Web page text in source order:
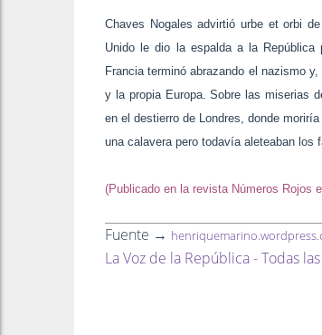
Chaves Nogales advirtió urbe et orbi
Unido le dio la espalda a la República
Francia terminó abrazando el nazismo
y la propia Europa. Sobre las miserias
en el destierro de Londres, donde
una calavera pero todavía aleteaban los
(Publicado en la revista Números Rojos
Fuente →
La Voz de la República - Todas